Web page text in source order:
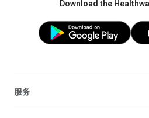
Download the
服务